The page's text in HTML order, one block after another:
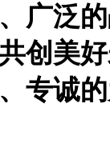
广泛
创美
专诚